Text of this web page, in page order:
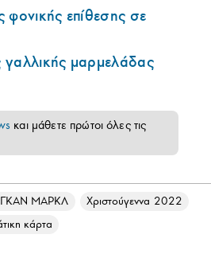
φονικής επίθεσης σε
μαρμελάδας
και μάθετε πρώτοι όλες τις
ΜΑΡΚΛ
Χριστούγεννα 2022
κάρτα